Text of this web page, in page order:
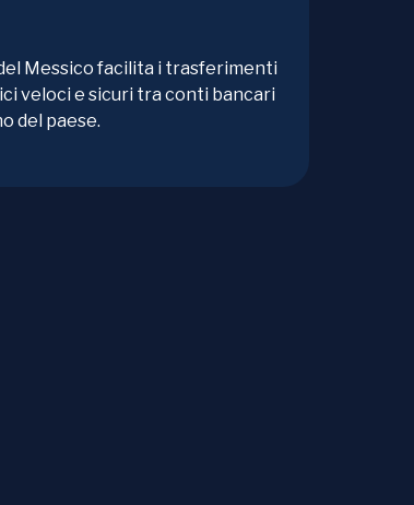
Messico facilita i trasferimenti
veloci e sicuri tra conti bancari
del paese.